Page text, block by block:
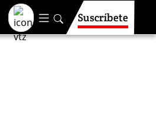
Suscríbete